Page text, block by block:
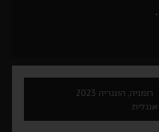
רומניה, הונגריה 2023